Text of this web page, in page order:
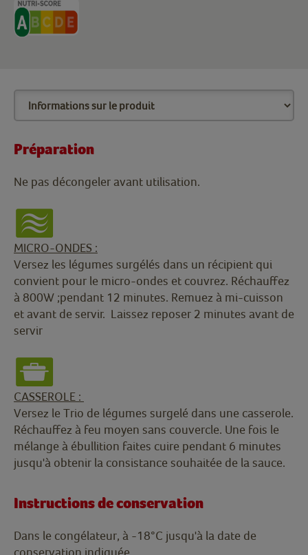
Préparation
Ne pas décongeler avant utilisation.
MICRO-ONDES :
Versez les légumes surgélés dans un récipient qui
convient pour le micro-ondes et couvrez. Réchauffez
à 800W ;pendant 12 minutes. Remuez à mi-cuisson
et avant de servir. Laissez reposer 2 minutes avant de
servir
CASSEROLE :
Versez le Trio de légumes surgelé dans une casserole.
Réchauffez à feu moyen sans couvercle. Une fois le
mélange à ébullition faites cuire pendant 6 minutes
jusqu'à obtenir la consistance souhaitée de la sauce.
Instructions de conservation
Dans le congélateur, à -18°C jusqu'à la date de